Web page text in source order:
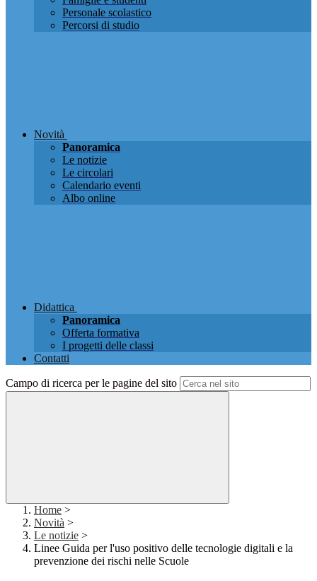
Personale scolastico
Percorsi di studio
Novità
Panoramica
Le notizie
Le circolari
Calendario eventi
Albo online
Didattica
Panoramica
Offerta formativa
I progetti delle classi
Contatti
Campo di ricerca per le pagine del sito
Home >
Novità >
Le notizie >
Linee Guida per l'uso positivo delle tecnologie digitali e la
prevenzione dei rischi nelle Scuole